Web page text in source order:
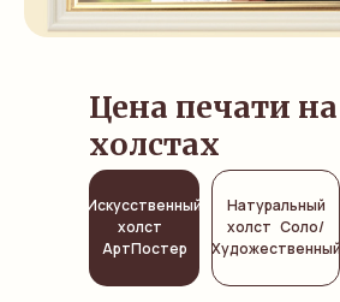
Цена печати на
холстах
Искусственный
холст
АртПостер
Натуральный
холст Соло/
Художественный